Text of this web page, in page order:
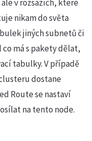
v rozsazích, které
nikam do světa
jiných subnetů či
co má s pakety dělat,
tabulky. V případě
dostane
Route se nastaví
na tento node.